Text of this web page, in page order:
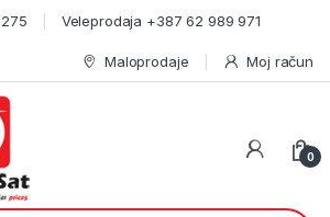
Veleprodaja +387 62 989 971
Maloprodaje Moj račun
0